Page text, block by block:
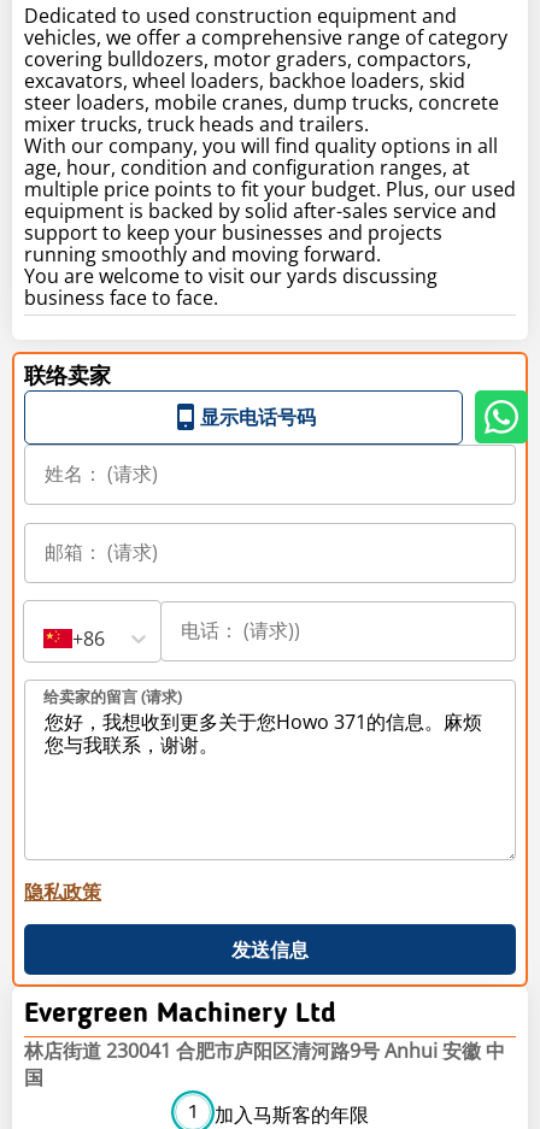
Dedicated to used construction equipment and
vehicles, we offer a comprehensive range of category
covering bulldozers, motor graders, compactors,
excavators, wheel loaders, backhoe loaders, skid
steer loaders, mobile cranes, dump trucks, concrete
mixer trucks, truck heads and trailers.
With our company, you will find quality options in all
age, hour, condition and configuration ranges, at
multiple price points to fit your budget. Plus, our used
equipment is backed by solid after-sales service and
support to keep your businesses and projects
running smoothly and moving forward.
You are welcome to visit our yards discussing
business face to face.
联络卖家
显示电话号码
+86
给卖家的留言 (请求)
隐私政策
发送信息
Evergreen Machinery Ltd
林店街道 230041 合肥市庐阳区清河路9号 Anhui 安徽 中
国
1 加入马斯客的年限